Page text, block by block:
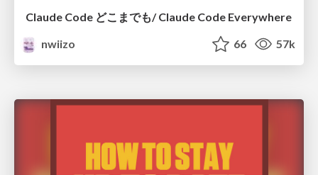
Claude Code どこまでも/ Claude Code Everywhere
nwiizo
66 57k